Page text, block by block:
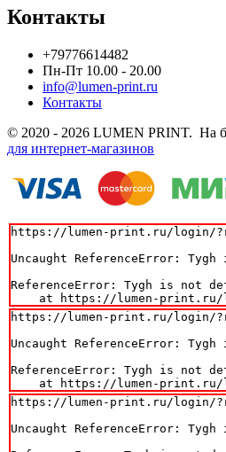
Контакты
+79776614482
Пн-Пт 10.00 - 20.00
info@lumen-print.ru
Контакты
© 2020 - 2026 LUMEN PRINT. На
для интернет-магазинов
https://lumen-print.ru/login/
Uncaught ReferenceError:
ReferenceError: Tygh is not
at https://lumen-
https://lumen-print.ru/login/
Uncaught ReferenceError:
ReferenceError: Tygh is not
at https://lumen-
https://lumen-print.ru/login/
Uncaught ReferenceError: